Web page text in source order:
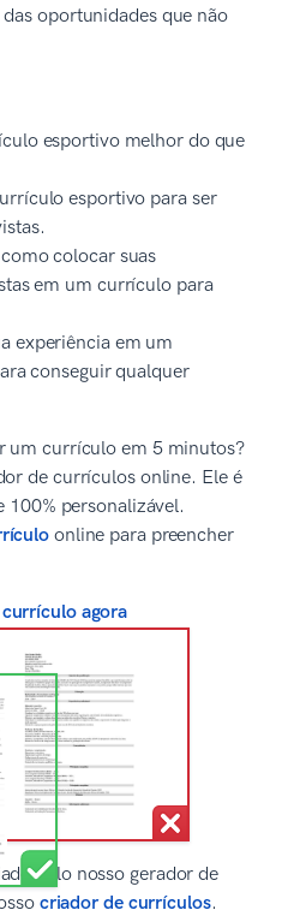
oportunidades que não
esportivo melhor do que
esportivo para ser
colocar suas
em um currículo para
experiência em um
conseguir qualquer
um currículo em 5 minutos?
de currículos online. Ele é
personalizável.
online para preencher
agora
pelo nosso gerador de
criador de currículos.